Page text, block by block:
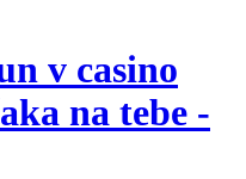
v casino
na tebe -